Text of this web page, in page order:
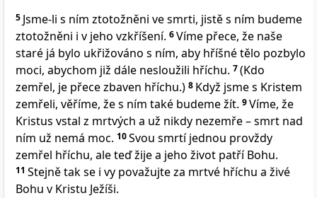
5 Jsme-li s ním ztotožněni ve smrti, jistě s ním budeme
ztotožněni i v jeho vzkříšení. 6Víme přece, že naše
staré já bylo ukřižováno s ním, aby hříšné tělo pozbylo
moci, abychom již dále nesloužili hříchu. 7(Kdo
zemřel, je přece zbaven hříchu.) 8 Když jsme s Kristem
zemřeli, věříme, že s ním také budeme žít. 9Víme, že
Kristus vstal z mrtvých a už nikdy nezemře – smrt nad
ním už nemá moc. 10Svou smrtí jednou provždy
zemřel hříchu, ale teď žije a jeho život patří Bohu.
11 Stejně tak se i vy považujte za mrtvé hříchu a živé
Bohu v Kristu Ježíši.